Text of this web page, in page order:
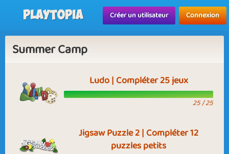
Playtopia Créer un utilisateur Connexion
Summer Camp
Ludo | Compléter 25 jeux
25 / 25
Jigsaw Puzzle 2 | Compléter 12
puzzles petits